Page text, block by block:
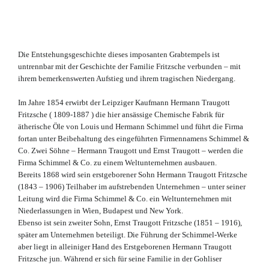
Die Entstehungsgeschichte dieses imposanten Grabtempels ist
untrennbar mit der Geschichte der Familie Fritzsche verbunden – mit
ihrem bemerkenswerten Aufstieg und ihrem tragischen Niedergang.
Im Jahre 1854 erwirbt der Leipziger Kaufmann Hermann Traugott
Fritzsche ( 1809-1887 ) die hier ansässige Chemische Fabrik für
ätherische Öle von Louis und Hermann Schimmel und führt die Firma
fortan unter Beibehaltung des eingeführten Firmennamens Schimmel &
Co. Zwei Söhne – Hermann Traugott und Ernst Traugott – werden die
Firma Schimmel & Co. zu einem Weltunternehmen ausbauen.
Bereits 1868 wird sein erstgeborener Sohn Hermann Traugott Fritzsche
(1843 – 1906) Teilhaber im aufstrebenden Unternehmen – unter seiner
Leitung wird die Firma Schimmel & Co. ein Weltunternehmen mit
Niederlassungen in Wien, Budapest und New York.
Ebenso ist sein zweiter Sohn, Ernst Traugott Fritzsche (1851 – 1916),
später am Unternehmen beteiligt. Die Führung der Schimmel-Werke
aber liegt in alleiniger Hand des Erstgeborenen Hermann Traugott
Fritzsche jun. Während er sich für seine Familie in der Gohliser